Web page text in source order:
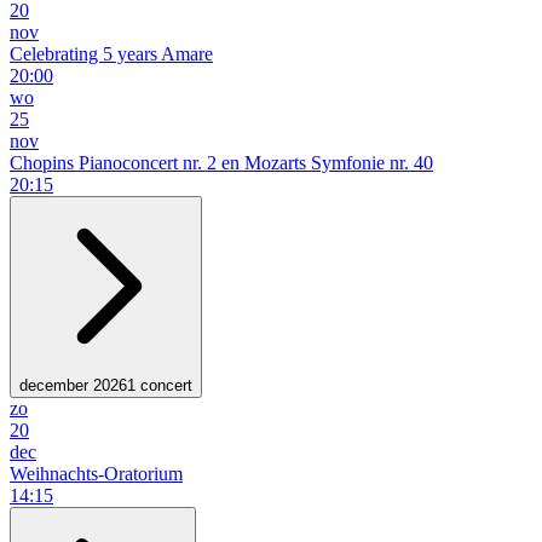
20
nov
Celebrating 5 years Amare
20:00
wo
25
nov
Chopins Pianoconcert nr. 2 en Mozarts Symfonie nr. 40
20:15
december 20261 concert
zo
20
dec
Weihnachts-Oratorium
14:15